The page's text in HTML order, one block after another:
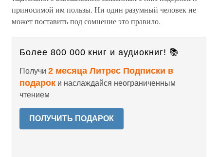
приносимой им пользы. Ни один разумный человек не
может поставить под сомнение это правило.
Более 800 000 книг и аудиокниг! 📚
Получи 2 месяца Литрес Подписки в
подарок и наслаждайся неограниченным
чтением
ПОЛУЧИТЬ ПОДАРОК